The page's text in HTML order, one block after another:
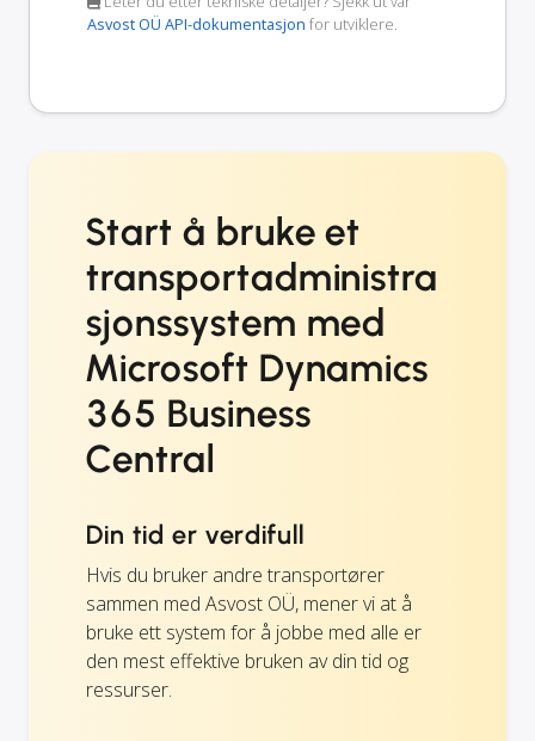
Asvost OÜ API-dokumentasjon for utviklere.
Start å bruke et
transportadministra
sjonssystem med
Microsoft Dynamics
365 Business
Central
Din tid er verdifull
Hvis du bruker andre transportører
sammen med Asvost OÜ, mener vi at å
bruke ett system for å jobbe med alle er
den mest effektive bruken av din tid og
ressurser.